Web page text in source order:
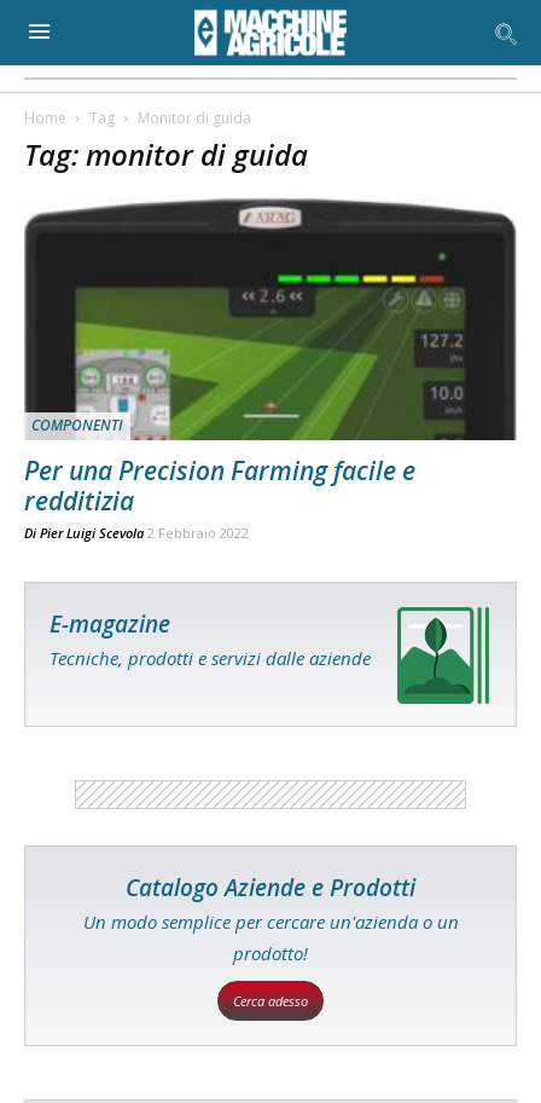
Home Tag Monitor di guida
Tag: monitor di guida
COMPONENTI
Per una Precision Farming facile e
redditizia
Di Pier Luigi Scevola 2 Febbraio 2022
E-magazine
Tecniche, prodotti e servizi dalle aziende
Catalogo Aziende e Prodotti
Un modo semplice per cercare un'azienda o un
prodotto!
Cerca adesso